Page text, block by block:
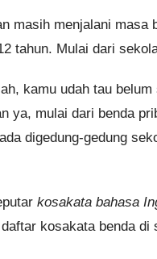
masih menjalani
tahun. Mulai dari
kamu udah tau
ya, mulai dari benda
digedung-gedung
kosakata bahasa
kosakata benda